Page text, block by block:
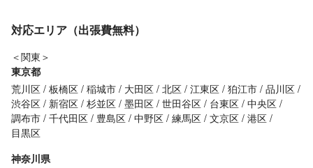
対応エリア（出張費無料）
＜関東＞
東京都
荒川区 板橋区 稲城市 大田区 北区 江東区 狛江市 品川区
渋谷区
新宿区 杉並区 墨田区 世田谷区 台東区 中央区
調布市 千代田区 豊島区 中野区 練馬区 文京区 港区
目黒区
神奈川県